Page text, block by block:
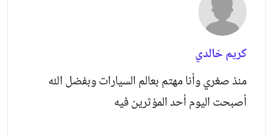
كريم خالدي
منذ صغري وأنا مهتم بعالم السيارات وبفضل الله
أصبحت اليوم أحد المؤثرين فيه